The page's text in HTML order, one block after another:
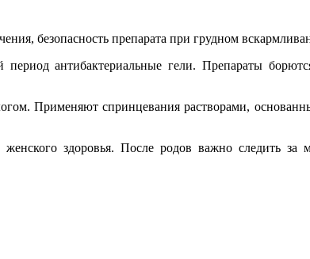
безопасность препарата при грудном
антибактериальные гели. Препараты
Применяют спринцевания растворами,
здоровья. После родов важно следить